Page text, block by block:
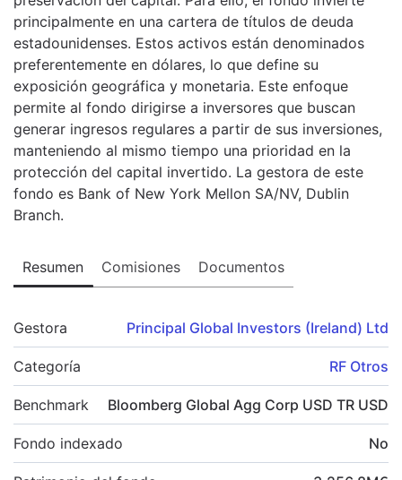
principalmente en una cartera de títulos de deuda
estadounidenses. Estos activos están denominados
preferentemente en dólares, lo que define su
exposición geográfica y monetaria. Este enfoque
permite al fondo dirigirse a inversores que buscan
generar ingresos regulares a partir de sus inversiones,
manteniendo al mismo tiempo una prioridad en la
protección del capital invertido. La gestora de este
fondo es Bank of New York Mellon SA/NV, Dublin
Branch.
Resumen Comisiones Documentos
Gestora Principal Global Investors (Ireland) Ltd
Categoría RF Otros
Benchmark Bloomberg Global Agg Corp USD TR USD
Fondo indexado No